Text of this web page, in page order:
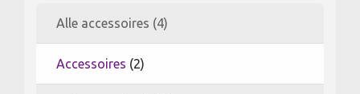
Alle accessoires (4)
Accessoires (2)